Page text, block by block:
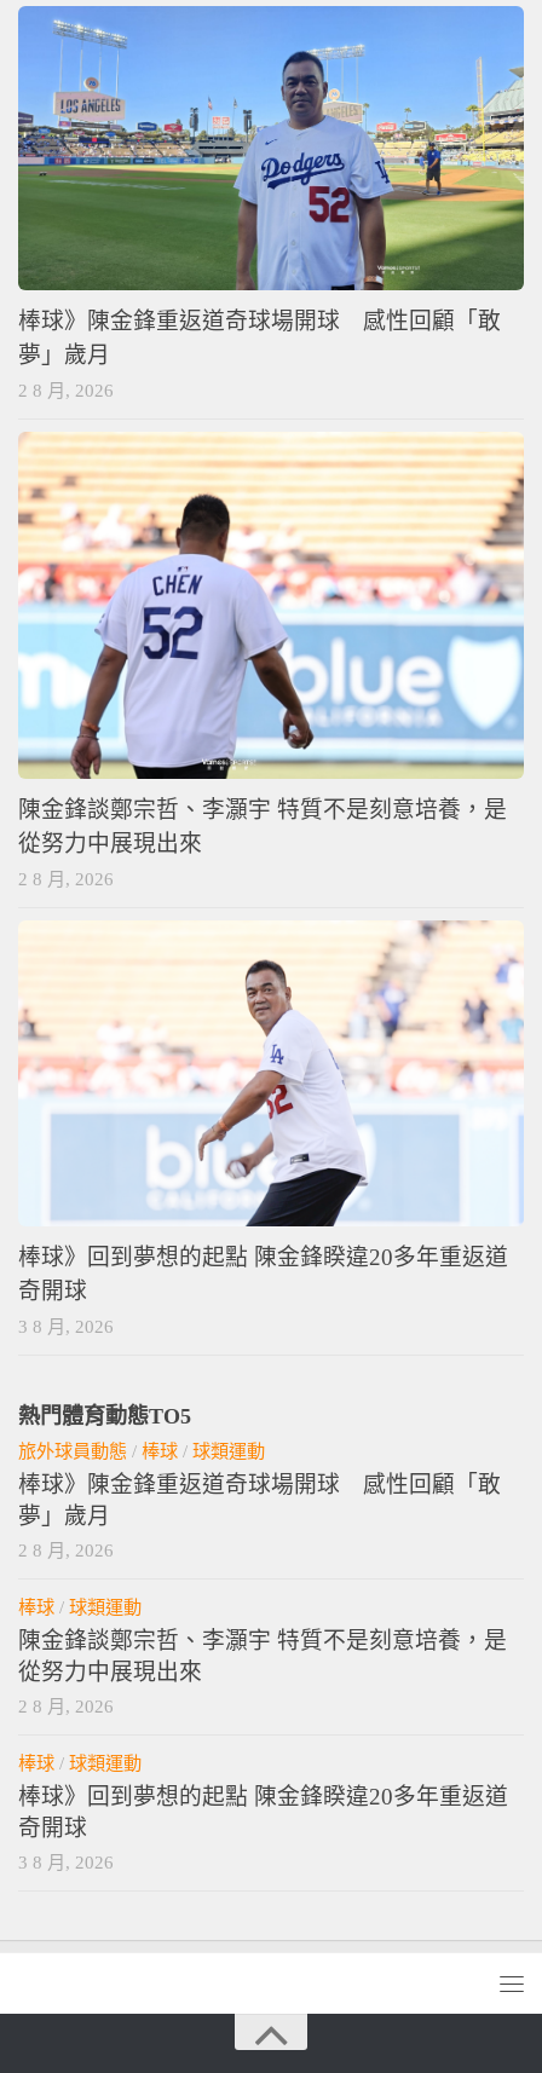
棒球》陳金鋒重返道奇球場開球 感性回顧「敢
夢」歲月
2 8 月, 2026
陳金鋒談鄭宗哲、李灝宇 特質不是刻意培養，是
從努力中展現出來
2 8 月, 2026
棒球》回到夢想的起點 陳金鋒睽違20多年重返道
奇開球
3 8 月, 2026
熱門體育動態TO5
旅外球員動態 / 棒球 / 球類運動
棒球》陳金鋒重返道奇球場開球 感性回顧「敢
夢」歲月
2 8 月, 2026
棒球 / 球類運動
陳金鋒談鄭宗哲、李灝宇 特質不是刻意培養，是
從努力中展現出來
2 8 月, 2026
棒球 / 球類運動
棒球》回到夢想的起點 陳金鋒睽違20多年重返道
奇開球
3 8 月, 2026